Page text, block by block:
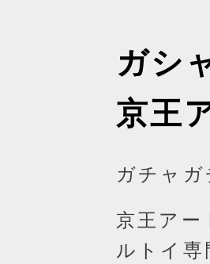
ガシ
京王
ガチャガ
京王ア
ルトイ専